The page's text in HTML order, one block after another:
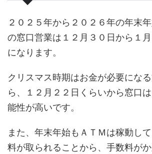
２０２５年から２０２６年の年末
の窓口営業は１２月３０日から１
になります。
クリスマス時期はお金が必要にな
ら、１２月２２日くらいから窓口
能性が高いです。
また、年末年始もＡＴＭは稼動し
料が取られることから、手数料が